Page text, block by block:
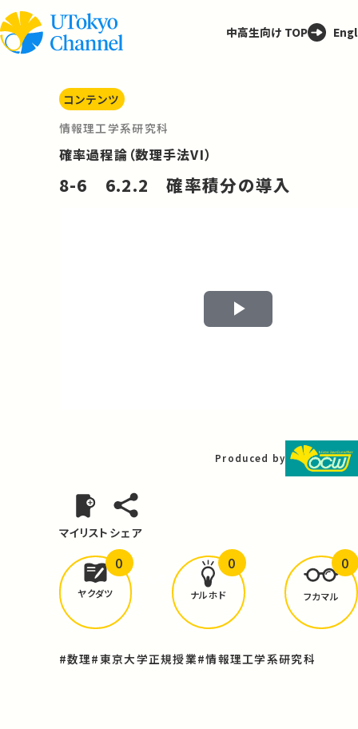
中高生向け TOP
コンテンツ
情報理工学系研究科
確率過程論（数理手法VI）
8-6 6.2.2 確率積分の導入
Play
Produced by
マイリスト シェア
どんな学びがありましたか？
ヤクダツ
0
ナルホド
0
フカマル
0
#数理#東京大学正規授業#情報理工学系研究科